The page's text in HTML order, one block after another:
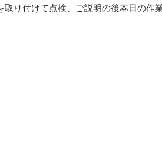
り付けて点検、ご説明の後本日の作